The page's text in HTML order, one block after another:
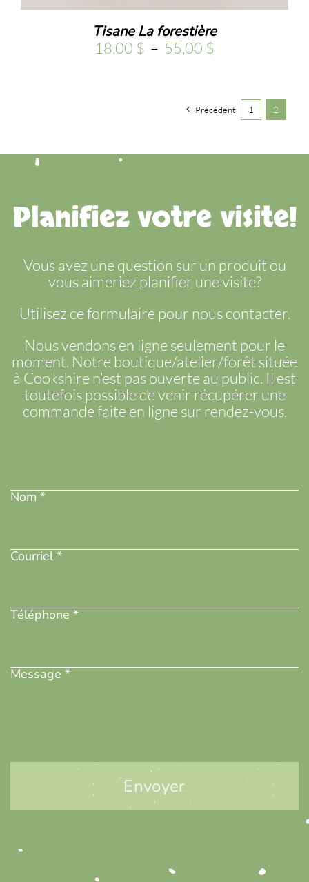
Tisane La forestière
18,00 $ – 55,00 $
18,00 $
à
Précédent 1 2
Planifiez votre visite!
Vous avez une question sur un produit ou
vous aimeriez planifier une visite?
Utilisez ce formulaire pour nous contacter.
Nous vendons en ligne seulement pour le
moment. Notre boutique/atelier/forêt située
à Cookshire n’est pas ouverte au public. Il est
toutefois possible de venir récupérer une
commande faite en ligne sur rendez-vous.
Nom *
courriel(Nécessaire)
Courriel *
Téléphone *
Message *